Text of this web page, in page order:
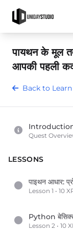
पायथन के मूल
आपकी पहली
Back to Learn
Quest
LESSONS
पाइथन आधार:
Lesson 1 • 10
Lesson 2 • 10